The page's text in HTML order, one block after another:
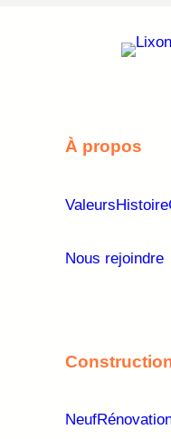
À propos
ValeursHistoire
Nous rejoindre
Neuf